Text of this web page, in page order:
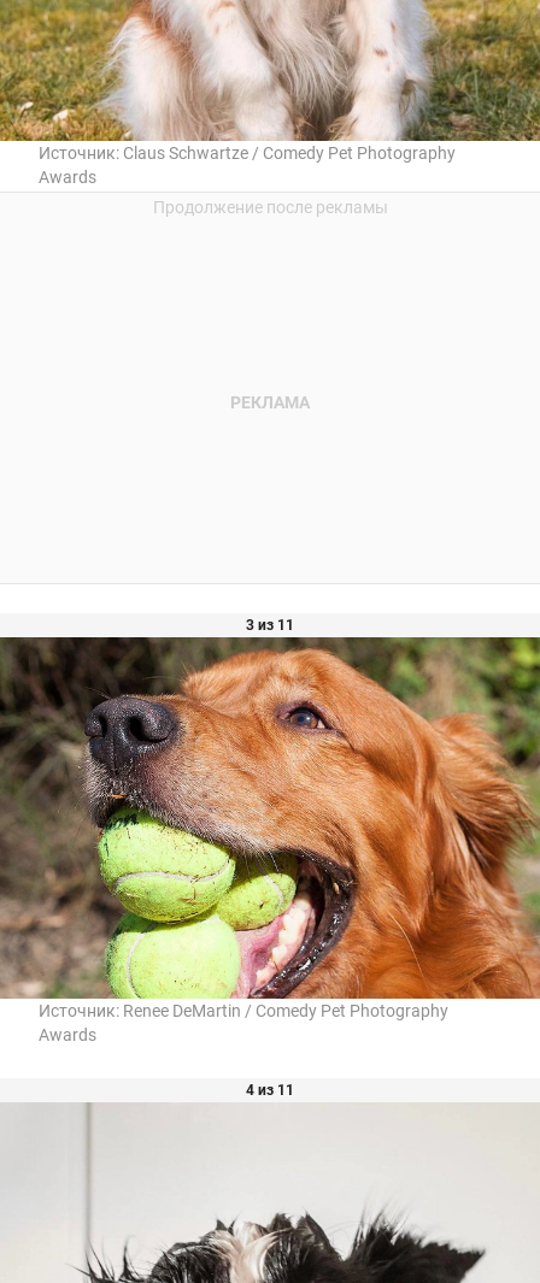
Источник: Claus Schwartze / Comedy Pet Photography
Awards
3 из 11
Источник: Renee DeMartin / Comedy Pet Photography
Awards
4 из 11